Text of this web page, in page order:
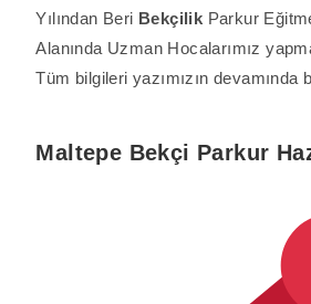
Yılından Beri Bekçilik Parkur
Alanında Uzman Hocalarımız
Tüm bilgileri yazımızın devamında
Maltepe Bekçi Parkur